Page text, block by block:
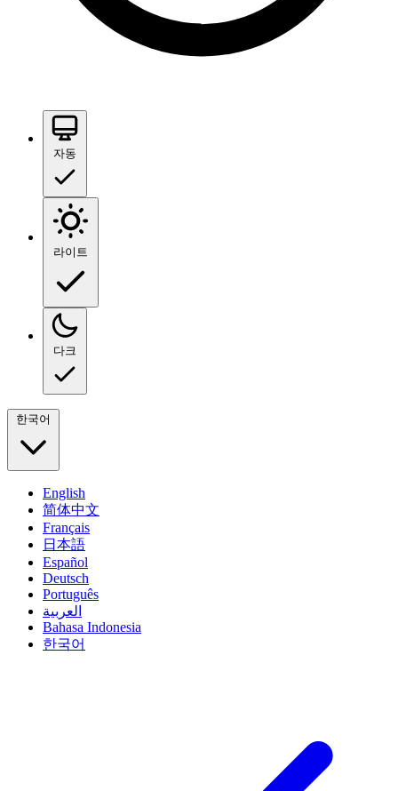
자동
라이트
다크
한국어
English
简体中文
Français
日本語
Español
Deutsch
Português
العربية
Bahasa Indonesia
한국어